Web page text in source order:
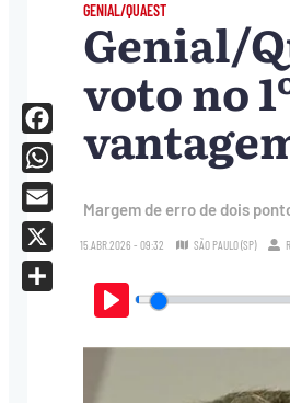
GENIAL/QUAEST
Genial/
voto no
Margem de erro de dois
15.ABR.2026 - 09:32 SÃO PAULO (SP)
Play
Facebook
WhatsApp
Email
X